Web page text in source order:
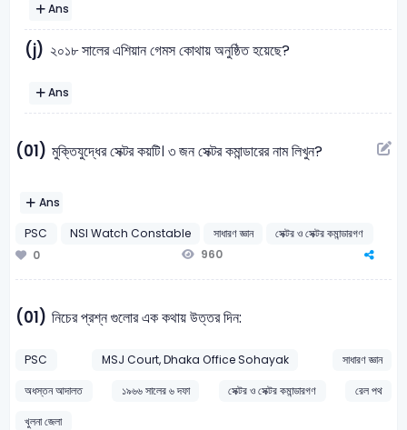
Ans
(j) ২০১৮ সালের এশিয়ান গেমস কোথায় অনুষ্ঠিত হয়েছে?
Ans
(01) মুক্তিযুদ্ধের সেক্টর কয়টি। ৩ জন সেক্টর কমান্ডারের নাম লিখুন?
Ans
PSC
NSI Watch Constable সাধারণ জ্ঞান
সেক্টর ও সেক্টর কমান্ডারগণ
0
960
(01) নিচের প্রশ্ন গুলোর এক কথায় উত্তর দিন:
PSC MSJ Court, Dhaka Office Sohayak
সাধারণ জ্ঞান
অধস্তন আদালত
১৯৬৬ সালের ৬ দফা সেক্টর ও সেক্টর কমান্ডারগণ
রেল পথ
খুলনা জেলা